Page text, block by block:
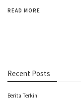
READ MORE
Recent Posts
Berita Terkini